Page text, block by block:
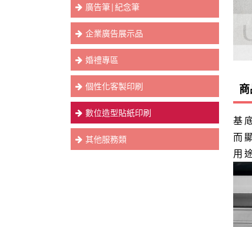
廣告筆|紀念筆
企業廣告展示品
婚禮專區
個性化客製印刷
數位造型貼紙印刷
其他服務類
基
而
用